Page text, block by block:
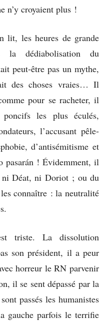
n’y croyaient plus !
lit, les heures de grande
la dédiabolisation du
peut-être pas un mythe,
des choses vraies… Il
pour se racheter, il
poncifs les plus éculés,
l’accusant pêle-
d’antisémitisme et
pasarán ! Évidemment, il
ni Déat, ni Doriot ; ou du
connaître : la neutralité
triste. La dissolution
son président, il a peur
horreur le RN parvenir
il se sent dépassé par la
passés les humanistes
gauche parfois le terrifie